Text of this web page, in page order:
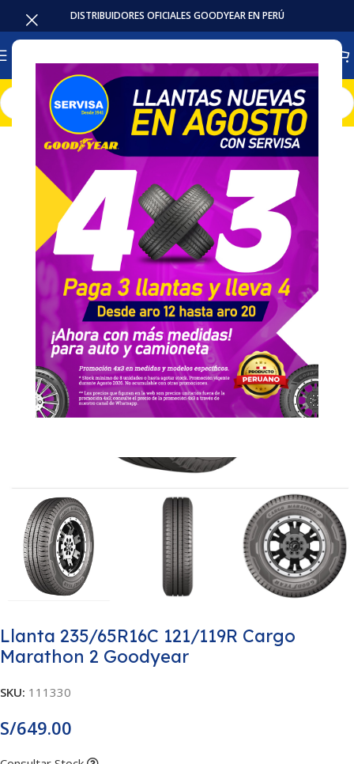
DISTRIBUIDORES OFICIALES GOODYEAR EN PERÚ
Inicio Llantas Camioneta
Llanta 235/65R16C 121/119R Cargo
Marathon 2 Goodyear
SKU: 111330
S/649.00